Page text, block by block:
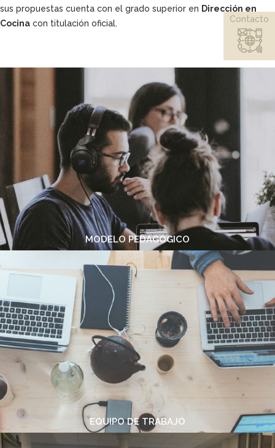
sus propuestas cuenta con el grado superior en Dirección en
Cocina con titulación oficial.
MODELO PEDAGÓGICO
EQUIPO DE TRABAJO
Contacto